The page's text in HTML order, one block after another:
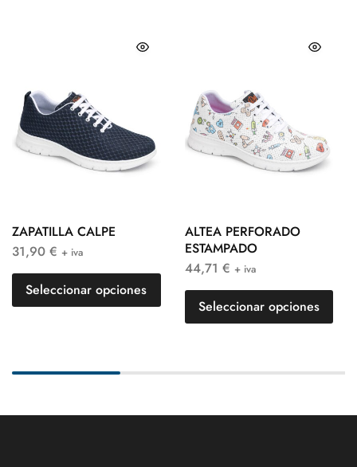
ZAPATILLA CALPE
31,90 € + iva
Seleccionar opciones
ALTEA PERFORADO
ESTAMPADO
44,71 € + iva
Seleccionar opciones